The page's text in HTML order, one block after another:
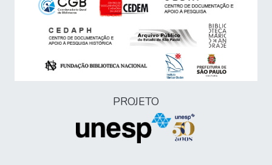
PROJETO